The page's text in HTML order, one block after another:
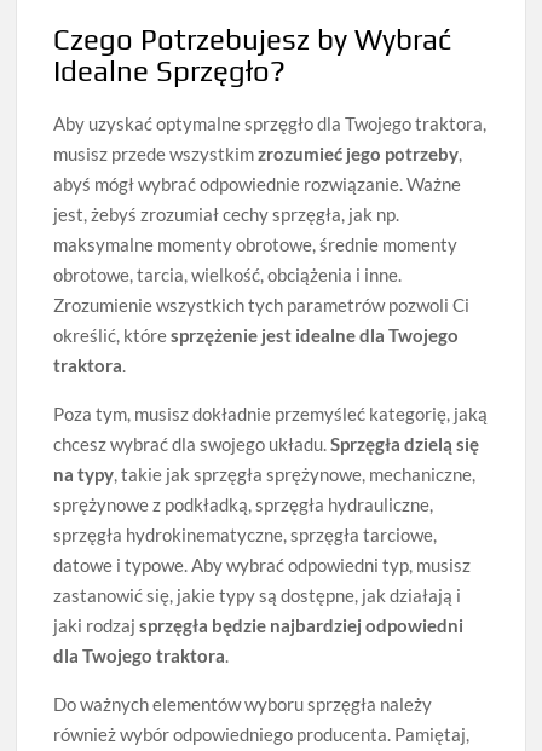
Czego Potrzebujesz by Wybrać
Idealne Sprzęgło?
Aby uzyskać optymalne sprzęgło dla Twojego traktora,
musisz przede wszystkimzrozumieć jego potrzeby,
abyś mógł wybrać odpowiednie rozwiązanie. Ważne
jest, żebyś zrozumiał cechy sprzęgła, jak np.
maksymalne momenty obrotowe, średnie momenty
obrotowe, tarcia, wielkość, obciążenia i inne.
Zrozumienie wszystkich tych parametrów pozwoli Ci
określić, któresprzężenie jest idealne dla Twojego
traktora.
Poza tym, musisz dokładnie przemyśleć kategorię, jaką
chcesz wybrać dla swojego układu.Sprzęgła dzielą się
na typy, takie jak sprzęgła sprężynowe, mechaniczne,
sprężynowe z podkładką, sprzęgła hydrauliczne,
sprzęgła hydrokinematyczne, sprzęgła tarciowe,
datowe i typowe. Aby wybrać odpowiedni typ, musisz
zastanowić się, jakie typy są dostępne, jak działają i
jaki rodzajsprzęgła będzie najbardziej odpowiedni
dla Twojego traktora.
Do ważnych elementów wyboru sprzęgła należy
również wybór odpowiedniego producenta. Pamiętaj,